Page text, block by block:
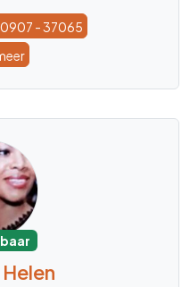
0907 - 37065